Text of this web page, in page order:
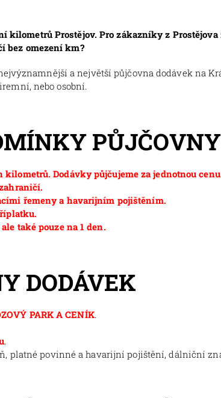
kilometrů Prostějov. Pro zákazníky z
bez omezení km?
a největší půjčovna dodávek na
nebo osobní.
Dodávky půjčujeme za jednotnou
řemeny a havarijním pojištěním.
také pouze na 1 den.
DODÁVEK
PARK A CENÍK.
.
platné povinné a havarijní pojištění, dálniční